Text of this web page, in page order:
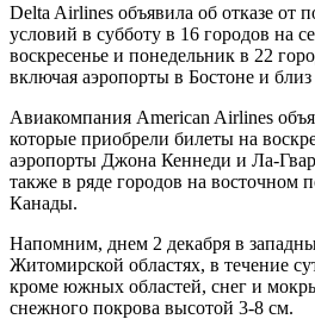
Delta Airlines объявила об отказе от
условий в субботу в 16 городов на
воскресенье и понедельник в 22
включая аэропорты в Бостоне и
Авиакомпания American Airlines
которые приобрели билеты на
аэропорты Джона Кеннеди и Ла-
также в ряде городов на
Канады.
Напомним, днем 2 декабря в
Житомирской областях, в течение
кроме южных областей, снег и
снежного покрова высотой 3-8 см.